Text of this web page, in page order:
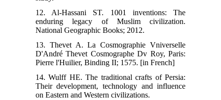
12. Al-Hassani ST. 1001 inventions: The
enduring legacy of Muslim civilization.
National Geographic Books; 2012.
13. Thevet A. La Cosmographie Vniverselle
D'André Thevet Cosmographe Dv Roy, Paris:
Pierre l'Huilier, Binding II; 1575. [in French]
14. Wulff HE. The traditional crafts of Persia:
Their development, technology and influence
on Eastern and Western civilizations.